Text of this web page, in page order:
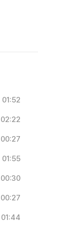
01:52
02:22
00:27
01:55
00:30
00:27
01:44